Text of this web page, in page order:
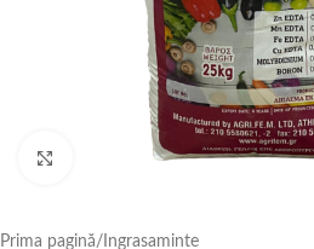
Click to enlarge
Prima pagină/ Ingrasaminte